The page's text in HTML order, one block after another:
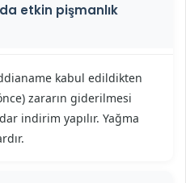
etkin pişmanlık
kabul edildikten
zararın giderilmesi
indirim yapılır. Yağma